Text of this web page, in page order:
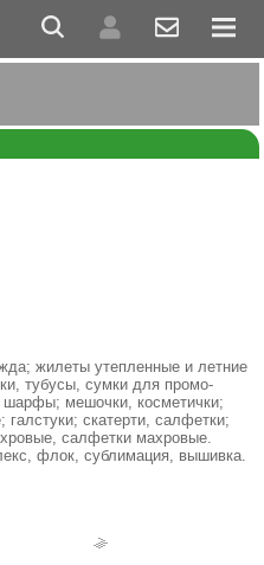
жилеты утепленные и летние
тубусы, сумки для промо-
шарфы; мешочки, косметички;
скатерти, салфетки;
салфетки махровые.
флок, сублимация, вышивка.